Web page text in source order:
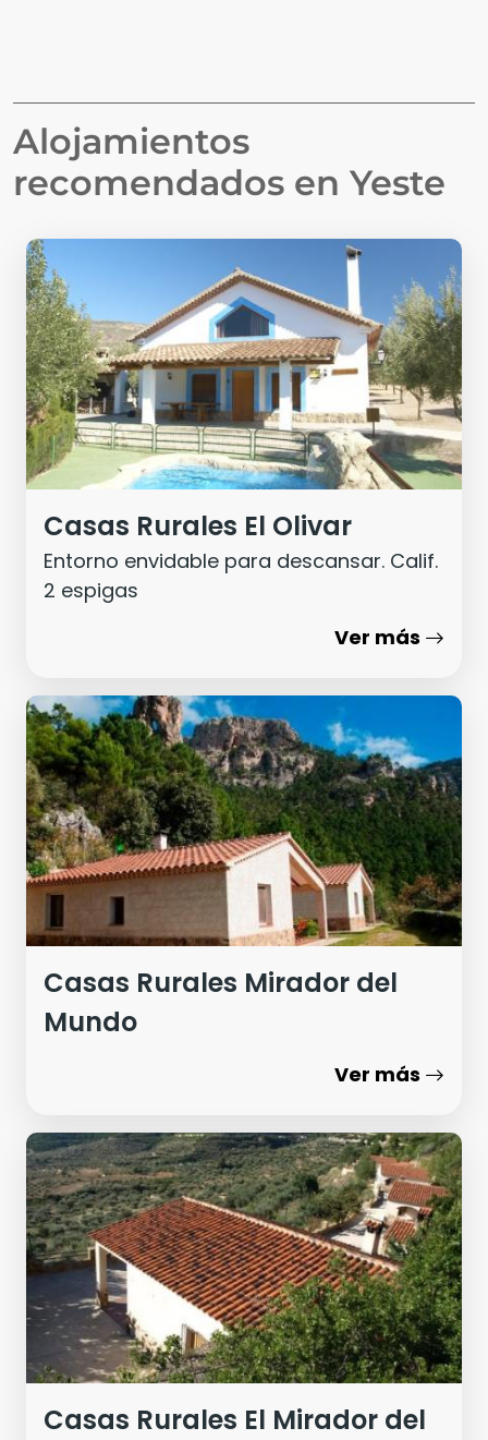
Alojamientos
recomendados en Yeste
Casas Rurales El Olivar
Entorno envidable para descansar. Calif.
2 espigas
Ver más
Casas Rurales Mirador del
Mundo
Ver más
Casas Rurales El Mirador del